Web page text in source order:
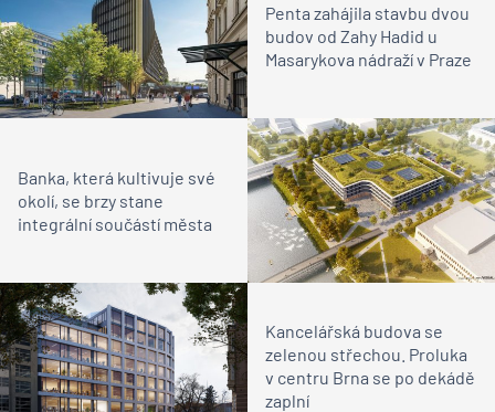
Penta zahájila stavbu dvou
budov od Zahy Hadid u
Masarykova nádraží v Praze
Banka, která kultivuje své
okolí, se brzy stane
integrální součástí města
Kancelářská budova se
zelenou střechou. Proluka
v centru Brna se po dekádě
zaplní